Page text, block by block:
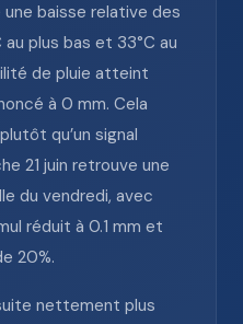
baisse relative des
plus bas et 33°C au
de pluie atteint
à 0 mm. Cela
qu’un signal
21 juin retrouve une
du vendredi, avec
réduit à 0.1 mm et
20%.
nettement plus